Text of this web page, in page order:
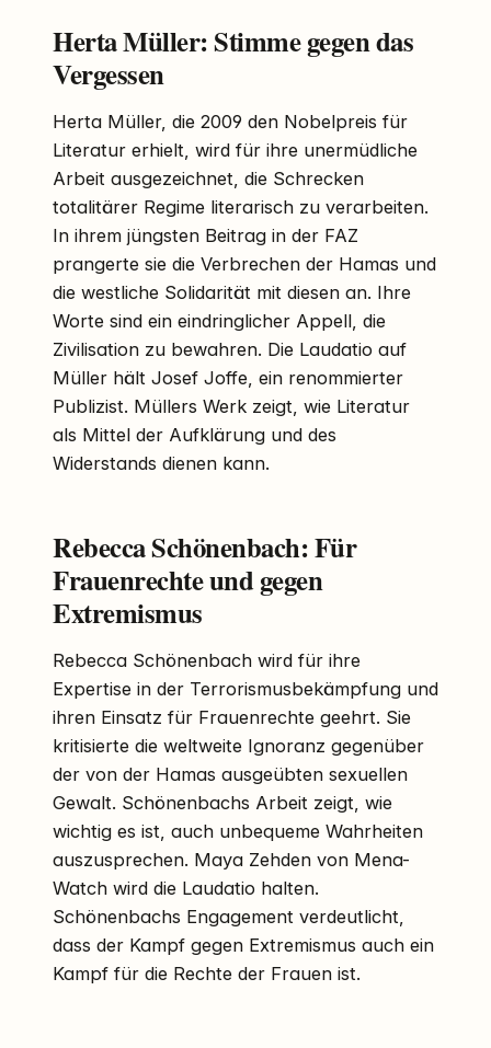
Herta Müller: Stimme gegen das
Vergessen
Herta Müller, die 2009 den Nobelpreis für
Literatur erhielt, wird für ihre unermüdliche
Arbeit ausgezeichnet, die Schrecken
totalitärer Regime literarisch zu verarbeiten.
In ihrem jüngsten Beitrag in der FAZ
prangerte sie die Verbrechen der Hamas und
die westliche Solidarität mit diesen an. Ihre
Worte sind ein eindringlicher Appell, die
Zivilisation zu bewahren. Die Laudatio auf
Müller hält Josef Joffe, ein renommierter
Publizist. Müllers Werk zeigt, wie Literatur
als Mittel der Aufklärung und des
Widerstands dienen kann.
Rebecca Schönenbach: Für
Frauenrechte und gegen
Extremismus
Rebecca Schönenbach wird für ihre
Expertise in der Terrorismusbekämpfung und
ihren Einsatz für Frauenrechte geehrt. Sie
kritisierte die weltweite Ignoranz gegenüber
der von der Hamas ausgeübten sexuellen
Gewalt. Schönenbachs Arbeit zeigt, wie
wichtig es ist, auch unbequeme Wahrheiten
auszusprechen. Maya Zehden von Mena-
Watch wird die Laudatio halten.
Schönenbachs Engagement verdeutlicht,
dass der Kampf gegen Extremismus auch ein
Kampf für die Rechte der Frauen ist.